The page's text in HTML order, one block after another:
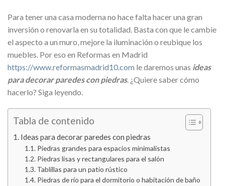
Para tener una casa moderna no hace falta hacer una gran
inversión o renovarla en su totalidad. Basta con que le cambie
el aspecto a un muro, mejore la iluminación o reubique los
muebles. Por eso en Reformas en Madrid
https://www.reformasmadrid10.com le daremos unas ideas
para decorar paredes con piedras. ¿Quiere saber cómo
hacerlo? Siga leyendo.
Tabla de contenido
Ideas para decorar paredes con piedras
Piedras grandes para espacios minimalistas
Piedras lisas y rectangulares para el salón
Tablillas para un patio rústico
Piedras de río para el dormitorio o habitación de baño